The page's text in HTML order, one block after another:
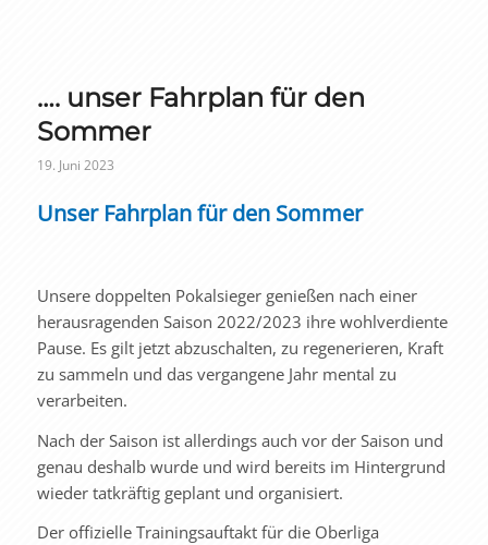
…. unser Fahrplan für den
Sommer
19. Juni 2023
Unser Fahrplan für den Sommer
Unsere doppelten Pokalsieger genießen nach einer
herausragenden Saison 2022/2023 ihre wohlverdiente
Pause. Es gilt jetzt abzuschalten, zu regenerieren, Kraft
zu sammeln und das vergangene Jahr mental zu
verarbeiten.
Nach der Saison ist allerdings auch vor der Saison und
genau deshalb wurde und wird bereits im Hintergrund
wieder tatkräftig geplant und organisiert.
Der offizielle Trainingsauftakt für die Oberliga